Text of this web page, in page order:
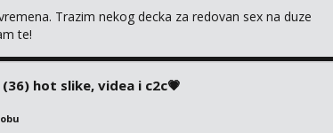
Trazim nekog decka za redovan sex na duze
te!
hot slike, videa i c2c💗